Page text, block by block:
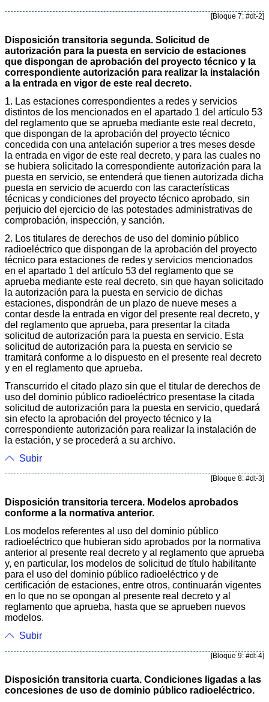
[Bloque 7: #dt-2]
Disposición transitoria segunda. Solicitud de
autorización para la puesta en servicio de estaciones
que dispongan de aprobación del proyecto técnico y la
correspondiente autorización para realizar la instalación
a la entrada en vigor de este real decreto.
1. Las estaciones correspondientes a redes y servicios
distintos de los mencionados en el apartado 1 del artículo 53
del reglamento que se aprueba mediante este real decreto,
que dispongan de la aprobación del proyecto técnico
concedida con una antelación superior a tres meses desde
la entrada en vigor de este real decreto, y para las cuales no
se hubiera solicitado la correspondiente autorización para la
puesta en servicio, se entenderá que tienen autorizada dicha
puesta en servicio de acuerdo con las características
técnicas y condiciones del proyecto técnico aprobado, sin
perjuicio del ejercicio de las potestades administrativas de
comprobación, inspección, y sanción.
2. Los titulares de derechos de uso del dominio público
radioeléctrico que dispongan de la aprobación del proyecto
técnico para estaciones de redes y servicios mencionados
en el apartado 1 del artículo 53 del reglamento que se
aprueba mediante este real decreto, sin que hayan solicitado
la autorización para la puesta en servicio de dichas
estaciones, dispondrán de un plazo de nueve meses a
contar desde la entrada en vigor del presente real decreto, y
del reglamento que aprueba, para presentar la citada
solicitud de autorización para la puesta en servicio. Esta
solicitud de autorización para la puesta en servicio se
tramitará conforme a lo dispuesto en el presente real decreto
y en el reglamento que aprueba.
Transcurrido el citado plazo sin que el titular de derechos de
uso del dominio público radioeléctrico presentase la citada
solicitud de autorización para la puesta en servicio, quedará
sin efecto la aprobación del proyecto técnico y la
correspondiente autorización para realizar la instalación de
la estación, y se procederá a su archivo.
Subir
[Bloque 8: #dt-3]
Disposición transitoria tercera. Modelos aprobados
conforme a la normativa anterior.
Los modelos referentes al uso del dominio público
radioeléctrico que hubieran sido aprobados por la normativa
anterior al presente real decreto y al reglamento que aprueba
y, en particular, los modelos de solicitud de título habilitante
para el uso del dominio público radioeléctrico y de
certificación de estaciones, entre otros, continuarán vigentes
en lo que no se opongan al presente real decreto y al
reglamento que aprueba, hasta que se aprueben nuevos
modelos.
Subir
[Bloque 9: #dt-4]
Disposición transitoria cuarta. Condiciones ligadas a las
concesiones de uso de dominio público radioeléctrico.